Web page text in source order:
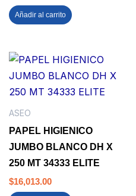
Añadir al carrito
ASEO
PAPEL HIGIENICO
JUMBO BLANCO DH X
250 MT 34333 ELITE
$16,013.00